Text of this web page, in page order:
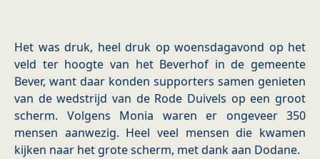
Het was druk, heel druk op woensdagavond op het
veld ter hoogte van het Beverhof in de gemeente
Bever, want daar konden supporters samen genieten
van de wedstrijd van de Rode Duivels op een groot
scherm. Volgens Monia waren er ongeveer 350
mensen aanwezig. Heel veel mensen die kwamen
kijken naar het grote scherm, met dank aan Dodane.